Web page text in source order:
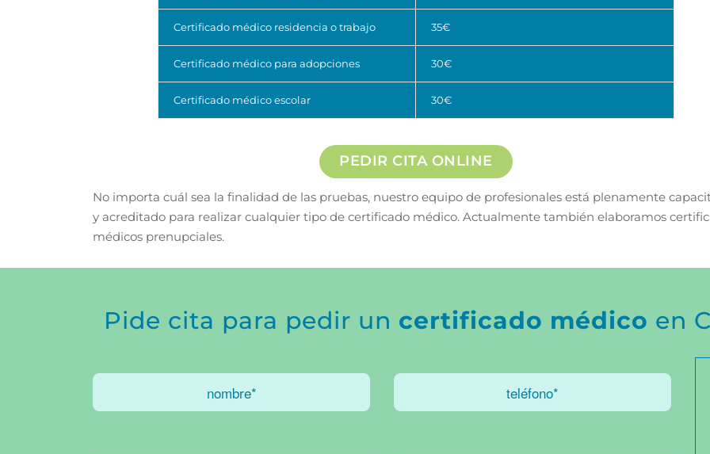
Certificado médico residencia o trabajo 35€
Certificado médico para adopciones 30€
Certificado médico escolar 30€
PEDIR CITA ONLINE
No importa cuál sea la finalidad de las pruebas, nuestro equipo de profesionales está plenamente
y acreditado para realizar cualquier tipo de certificado médico. Actualmente también elaboramos
médicos prenupciales.
Pide cita para pedir un certificado médico en